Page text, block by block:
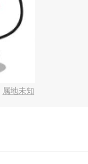
属地未知